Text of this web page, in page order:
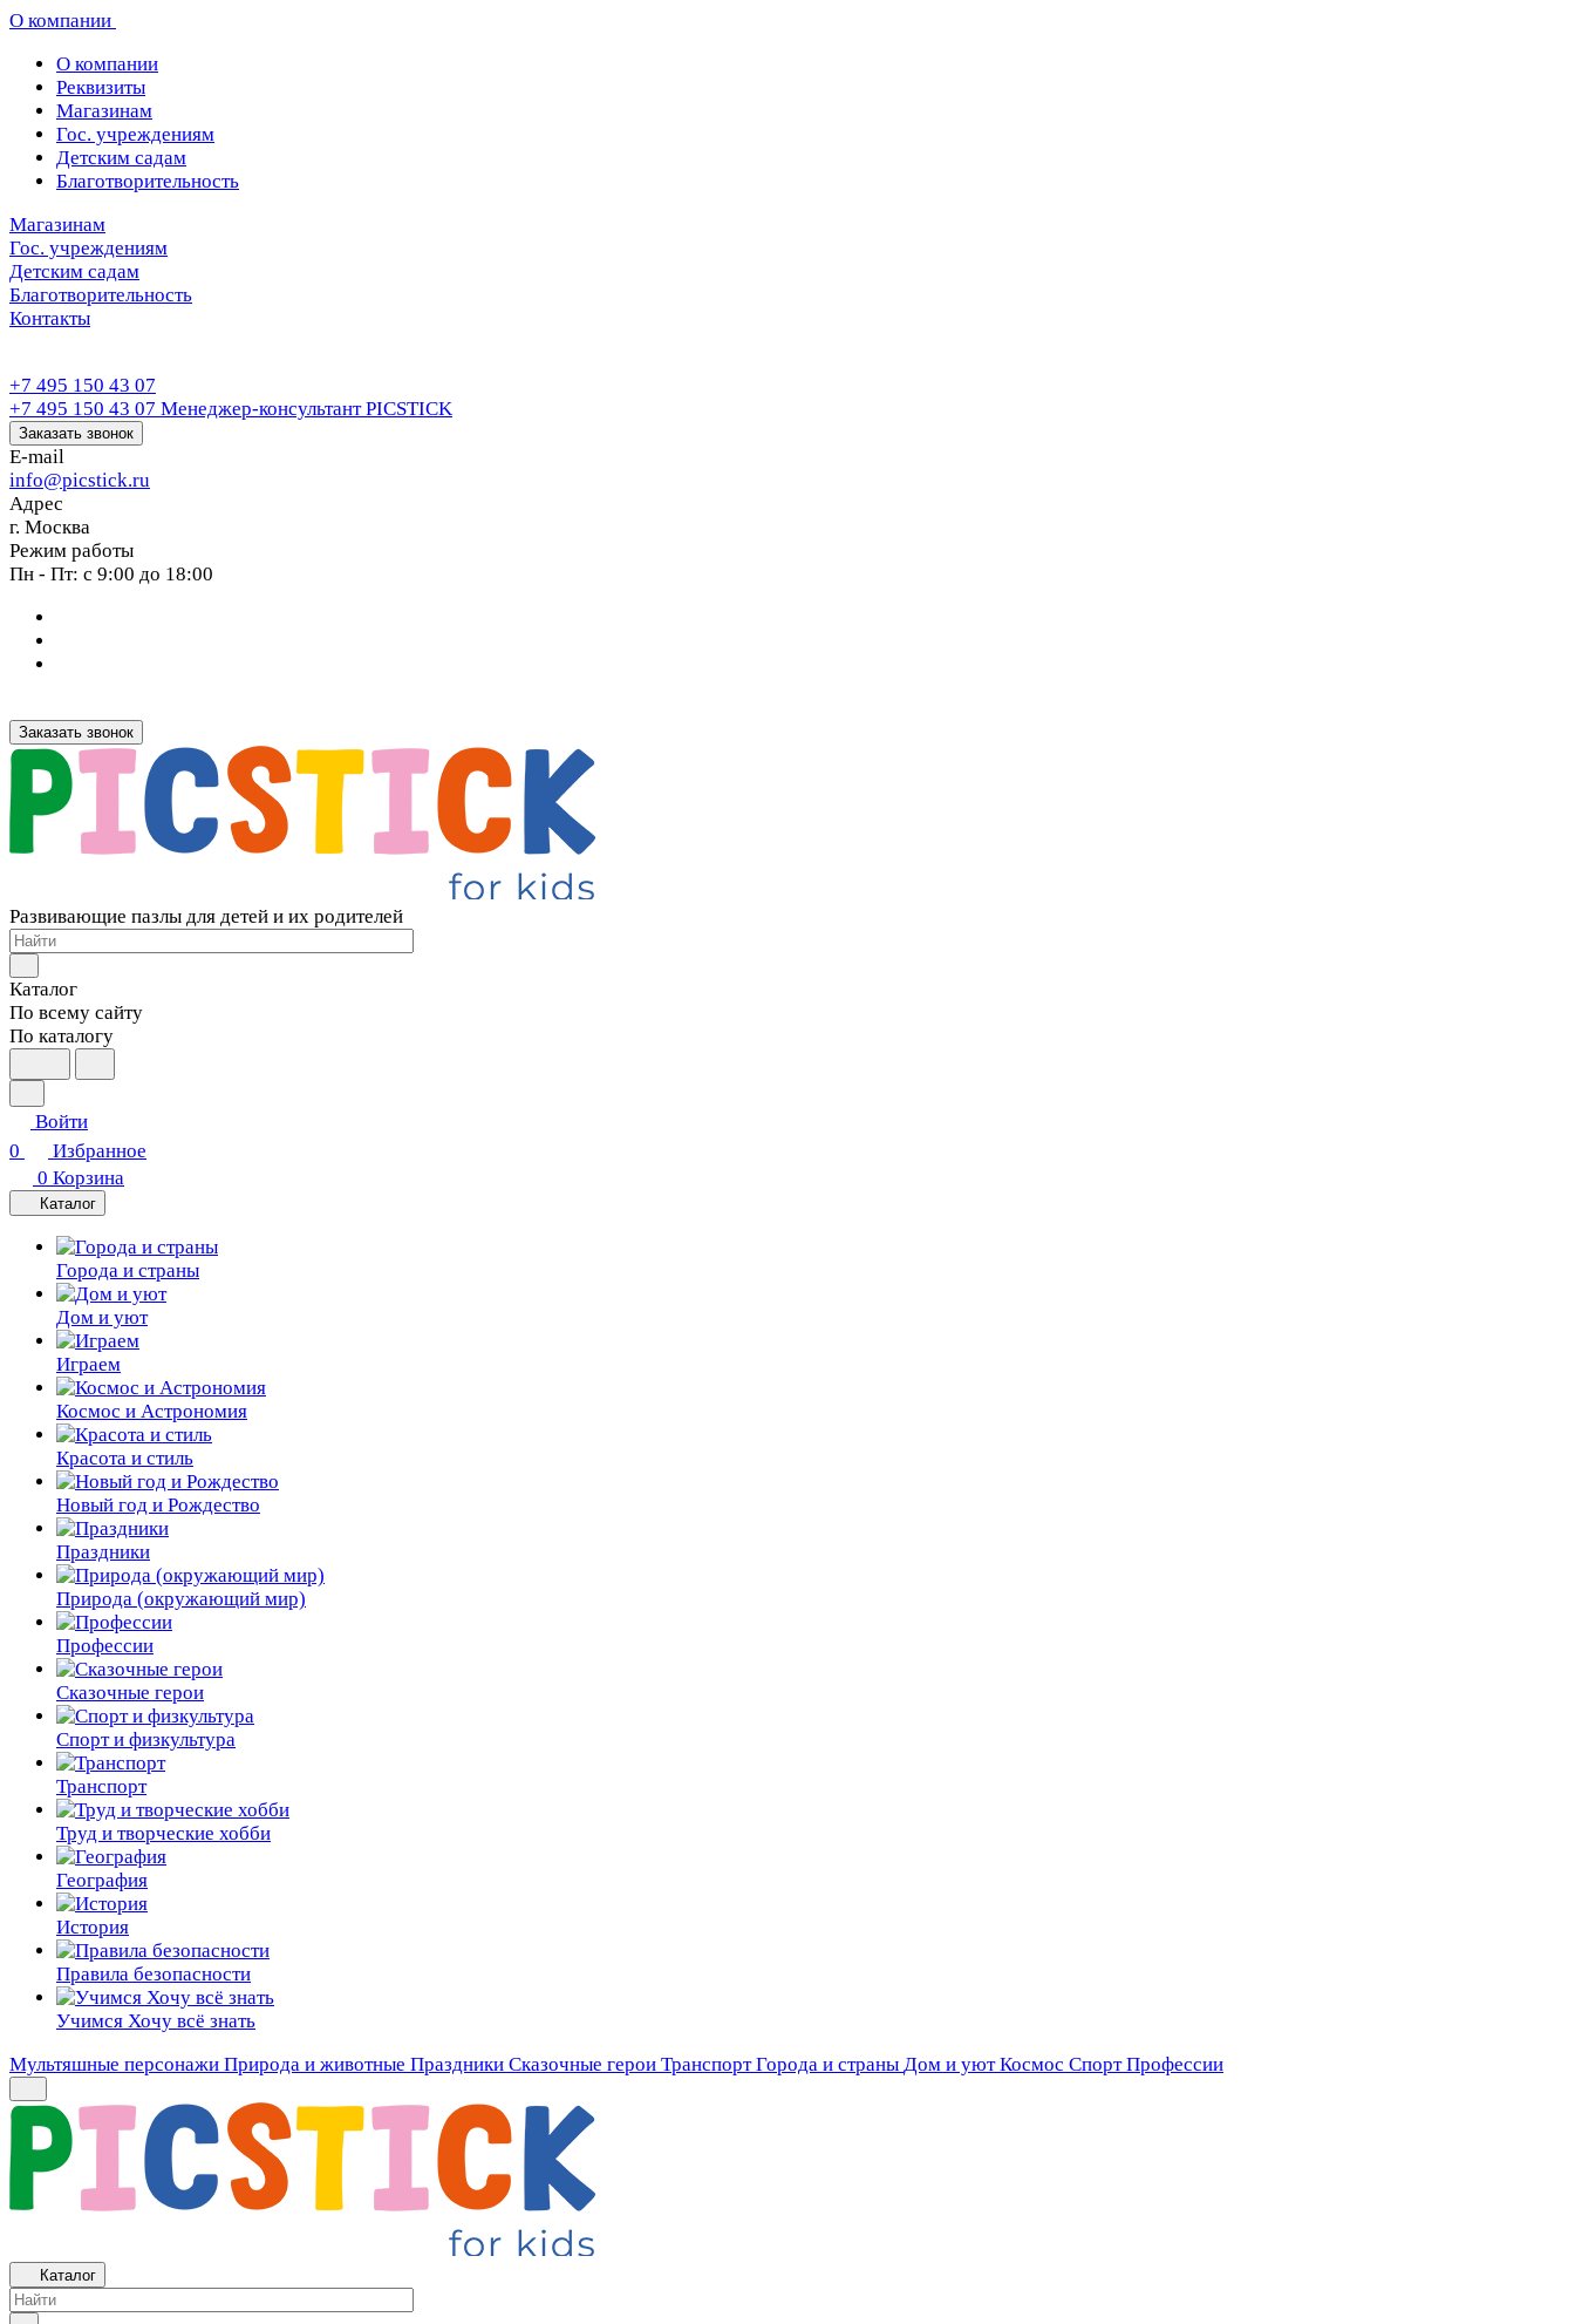
О компании
О компании
Реквизиты
Магазинам
Гос. учреждениям
Детским садам
Благотворительность
Магазинам
Гос. учреждениям
Детским садам
Благотворительность
Контакты
+7 495 150 43 07
+7 495 150 43 07 Менеджер-консультант PICSTICK
Заказать звонок
E-mail
info@picstick.ru
Адрес
г. Москва
Режим работы
Пн - Пт: с 9:00 до 18:00
Заказать звонок
Развивающие пазлы для детей и их родителей
Каталог
По всему сайту
По каталогу
Войти
0
Избранное
0 Корзина
Каталог
Города и страны
Дом и уют
Играем
Космос и Астрономия
Красота и стиль
Новый год и Рождество
Праздники
Природа (окружающий мир)
Профессии
Сказочные герои
Спорт и физкультура
Транспорт
Труд и творческие хобби
География
История
Правила безопасности
Учимся Хочу всё знать
Мультяшные персонажи Природа и животные Праздники Сказочные герои Транспорт Города и страны Дом и уют Космос Спорт Профессии
Каталог